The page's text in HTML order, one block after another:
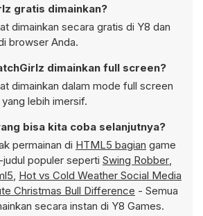
gratis dimainkan?
dimainkan secara gratis di Y8 dan
browser Anda.
dimainkan full screen?
dimainkan dalam mode full screen
lebih imersif.
bisa kita coba selanjutnya?
permainan di HTML5 bagian game
populer seperti Swing Robber,
, Hot vs Cold Weather Social Media
Christmas Bull Difference - Semua
secara instan di Y8 Games.